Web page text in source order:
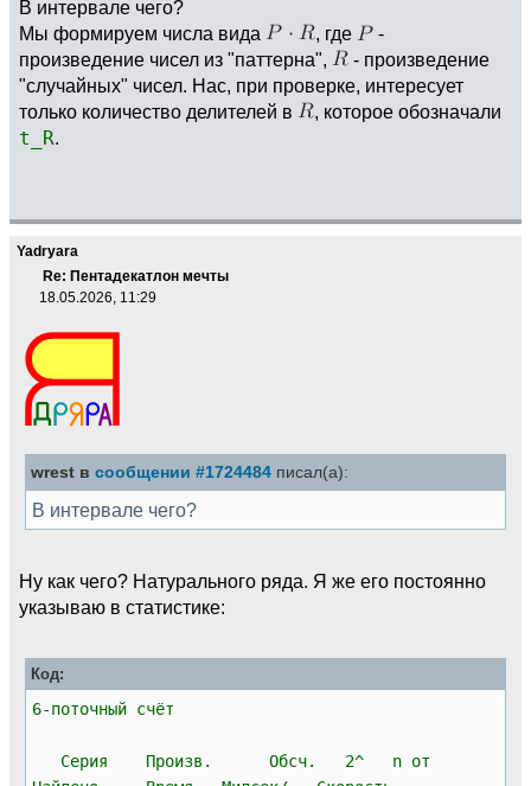
В интервале чего?
Мы формируем числа вида
, где
-
произведение чисел из "паттерна",
- произведение
"случайных" чисел. Нас, при проверке, интересует
только количество делителей в
, которое обозначали
t_R.
Yadryara
Re: Пентадекатлон мечты
18.05.2026, 11:29
wrest в сообщении #1724484 писал(а):
В интервале чего?
Ну как чего? Натурального ряда. Я же его постоянно
указываю в статистике:
Код:
6-поточный счёт
Серия Произв. Обсч. 2^ n от